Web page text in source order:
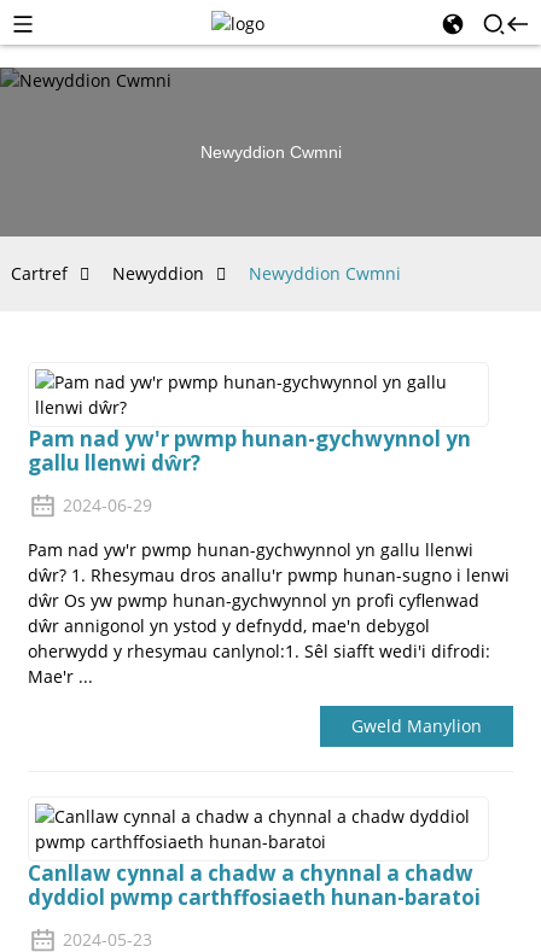
Newyddion Cwmni
Cartref Newyddion Newyddion Cwmni
Pam nad yw'r pwmp hunan-gychwynnol yn
gallu llenwi dŵr?
2024-06-29
Pam nad yw'r pwmp hunan-gychwynnol yn gallu llenwi
dŵr? 1. Rhesymau dros anallu'r pwmp hunan-sugno i lenwi
dŵr Os yw pwmp hunan-gychwynnol yn profi cyflenwad
dŵr annigonol yn ystod y defnydd, mae'n debygol
oherwydd y rhesymau canlynol:1. Sêl siafft wedi'i difrodi:
Mae'r ...
Gweld Manylion
Canllaw cynnal a chadw a chynnal a chadw
dyddiol pwmp carthffosiaeth hunan-baratoi
2024-05-23